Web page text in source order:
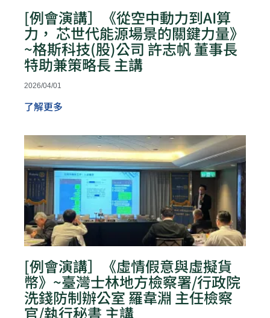
[例會演講］《從空中動力到AI算
力， 芯世代能源場景的關鍵力量》
~格斯科技(股)公司 許志帆 董事長
特助兼策略長 主講
2026/04/01
了解更多
[例會演講］《虛情假意與虛擬貨
幣》~臺灣士林地方檢察署/行政院
洗錢防制辦公室 羅韋淵 主任檢察
官/執行秘書 主講